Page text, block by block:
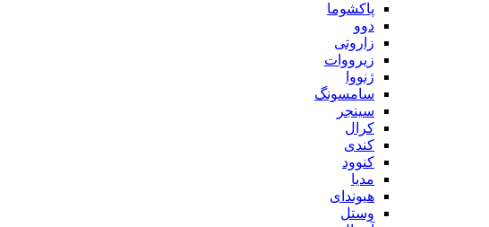
پاکشوما
دوو
زاروتی
زیرووات
ژنووا
سامسونگ
سینجر
کرال
کندی
کنوود
مدیا
هیوندای
وستل